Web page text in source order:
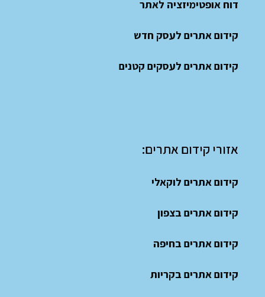
דוח אופטימיזציה לאתר
קידום אתרים לעסק חדש
קידום אתרים לעסקים קטנים
אזורי קידום אתרים:
קידום אתרים לוקאלי
קידום אתרים בצפון
קידום אתרים בחיפה
קידום אתרים בקריות